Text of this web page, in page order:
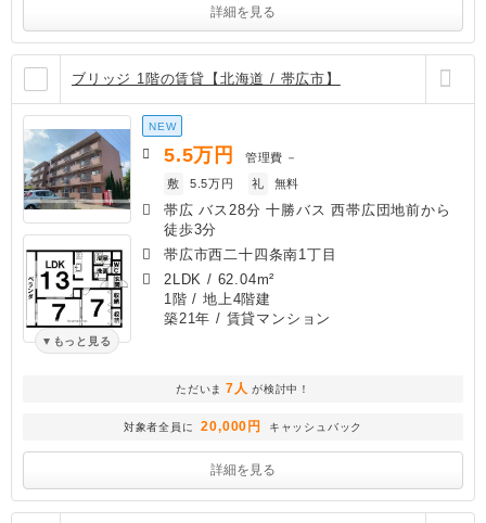
詳細を見る
ブリッジ 1階の賃貸【北海道 / 帯広市】
もっと見る
NEW
5.5万円 管理費 －
敷
5.5万円 礼 無料
帯広 バス28分 十勝バス 西帯広団地前から
徒歩3分
帯広市西二十四条南1丁目
2LDK / 62.04m²
1階 / 地上4階建
築21年 / 賃貸マンション
ただいま 7人 が検討中！
対象者全員に 20,000円 キャッシュバック
詳細を見る